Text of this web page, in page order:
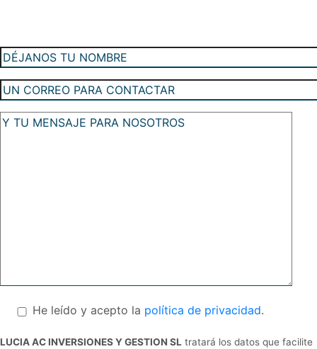
He leído y acepto la política de privacidad.
LUCIA AC INVERSIONES Y GESTION SL tratará los datos que facilite